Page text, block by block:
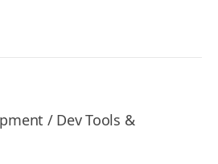
/ Dev Tools &